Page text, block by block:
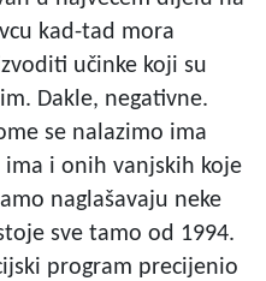
kad-tad mora
učinke koji su
Dakle, negativne.
se nalazimo ima
ima i onih vanjskih koje
naglašavaju neke
sve tamo od 1994.
program precijenio